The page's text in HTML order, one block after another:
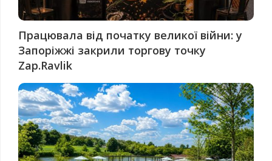
Працювала від початку великої війни: у
Запоріжжі закрили торгову точку
Zap.Ravlik